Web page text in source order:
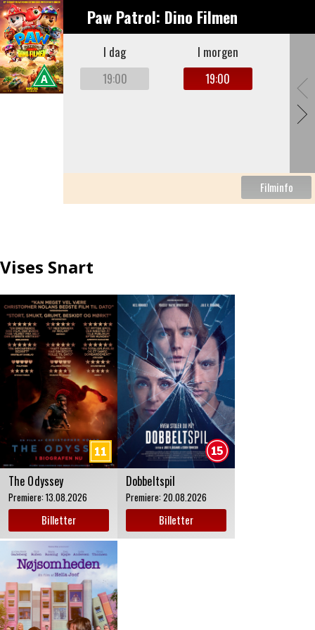
Paw Patrol: Dino Filmen
I dag
19:00
I morgen
19:00
Vises Snart
The Odyssey
Premiere: 13.08.2026
Billetter
Dobbeltspil
Premiere: 20.08.2026
Billetter